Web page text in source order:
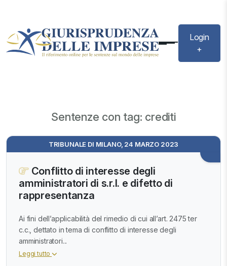
Login
+
Sentenze con tag: crediti
TRIBUNALE DI MILANO, 24 MARZO 2023
Conflitto di interesse degli
amministratori di s.r.l. e difetto di
rappresentanza
Ai fini dell’applicabilità del rimedio di cui all’art. 2475 ter
c.c., dettato in tema di conflitto di interesse degli
amministratori...
Leggi tutto